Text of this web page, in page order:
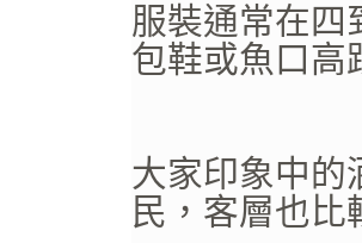
服裝通常在四
包鞋或魚口高
大家印象中的
民，客層也比